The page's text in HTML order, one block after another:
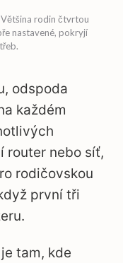
rodin čtvrtou
nastavené, pokryjí
odspoda
každém
router nebo síť,
rodičovskou
první tři
tam, kde